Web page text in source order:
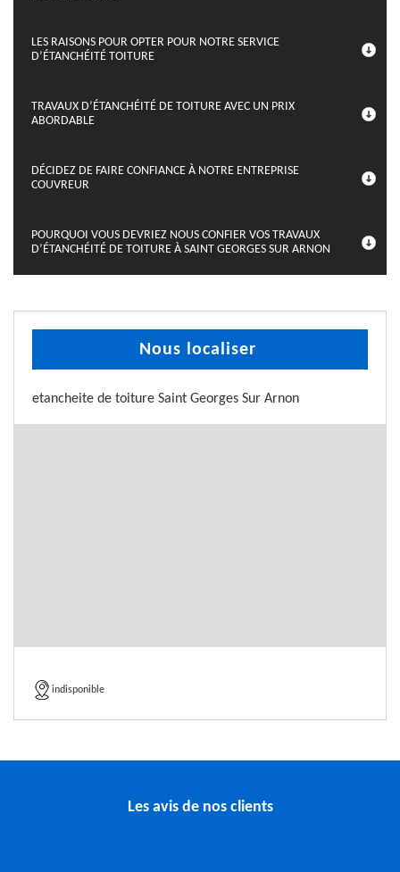
LES RAISONS POUR OPTER POUR NOTRE SERVICE
D’ÉTANCHÉITÉ TOITURE
TRAVAUX D’ÉTANCHÉITÉ DE TOITURE AVEC UN PRIX
ABORDABLE
DÉCIDEZ DE FAIRE CONFIANCE À NOTRE ENTREPRISE
COUVREUR
POURQUOI VOUS DEVRIEZ NOUS CONFIER VOS TRAVAUX
D’ÉTANCHÉITÉ DE TOITURE À SAINT GEORGES SUR ARNON
Nous localiser
etancheite de toiture Saint Georges Sur Arnon
indisponible
Les avis de nos clients